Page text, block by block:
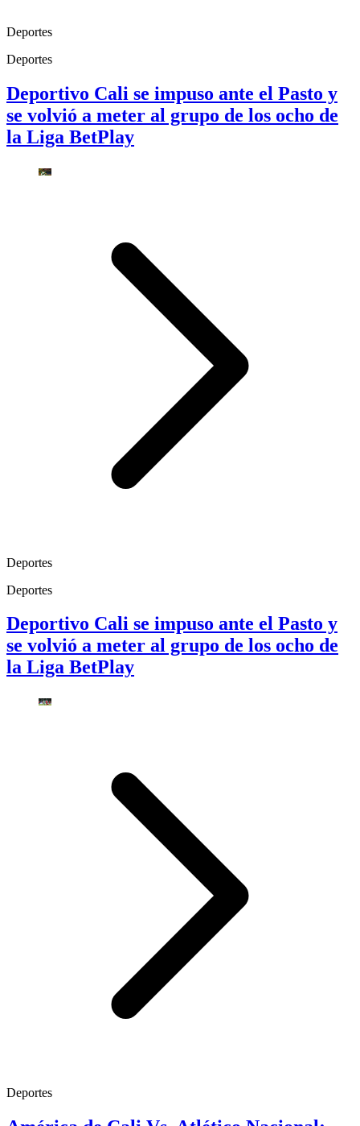
Deportes
Deportes
Deportivo Cali se impuso ante el Pasto y
se volvió a meter al grupo de los ocho de
la Liga BetPlay
Deportes
Deportes
Deportivo Cali se impuso ante el Pasto y
se volvió a meter al grupo de los ocho de
la Liga BetPlay
Deportes